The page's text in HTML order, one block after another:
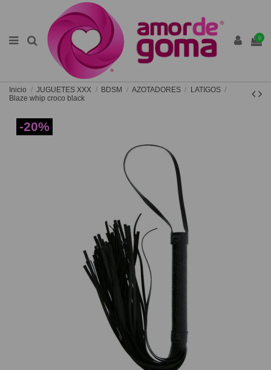
0
Inicio JUGUETES XXX BDSM AZOTADORES
LATIGOS
Blaze whip croco black
-20%